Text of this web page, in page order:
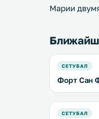
Марии
СЕТУБАЛ
Форт Сан
СЕТУБАЛ